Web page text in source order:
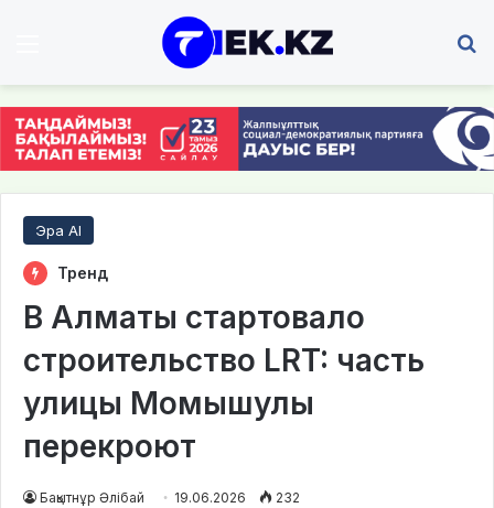
Эра AI
Тренд
В Алматы стартовало
строительство LRT: часть
улицы Момышулы
перекроют
Бақытнұр Әлібай 19.06.2026 232